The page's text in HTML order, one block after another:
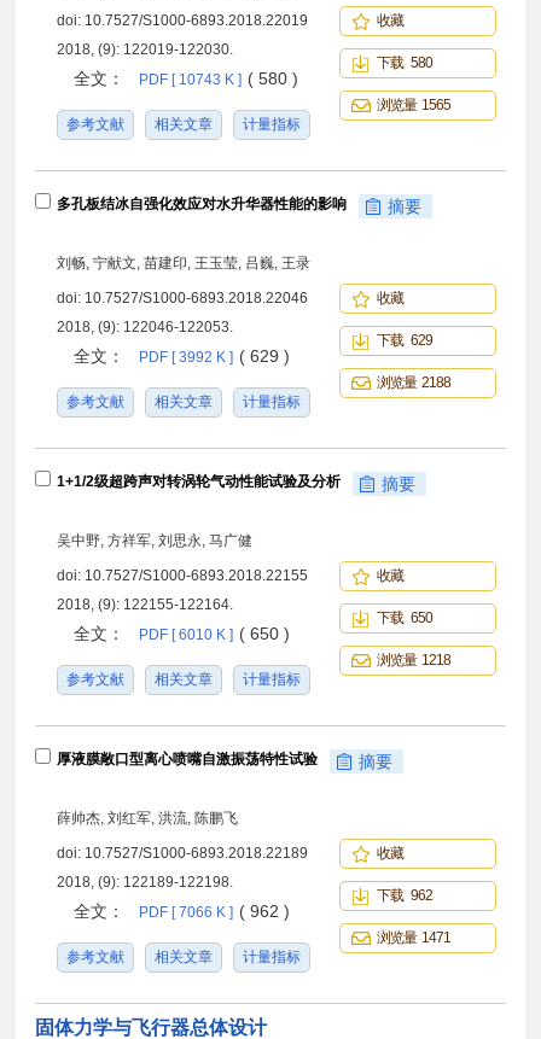
doi: 10.7527/S1000-6893.2018.22019
2018, (9): 122019-122030.
全文： PDF [ 10743 K ] ( 580 )
参考文献 相关文章 计量指标
收藏
下载 580
浏览量 1565
多孔板结冰自强化效应对水升华器性能的影响 摘要
刘畅, 宁献文, 苗建印, 王玉莹, 吕巍, 王录
doi: 10.7527/S1000-6893.2018.22046
2018, (9): 122046-122053.
全文： PDF [ 3992 K ] ( 629 )
参考文献 相关文章 计量指标
收藏
下载 629
浏览量 2188
1+1/2级超跨声对转涡轮气动性能试验及分析 摘要
吴中野, 方祥军, 刘思永, 马广健
doi: 10.7527/S1000-6893.2018.22155
2018, (9): 122155-122164.
全文： PDF [ 6010 K ] ( 650 )
参考文献 相关文章 计量指标
收藏
下载 650
浏览量 1218
厚液膜敞口型离心喷嘴自激振荡特性试验 摘要
薛帅杰, 刘红军, 洪流, 陈鹏飞
doi: 10.7527/S1000-6893.2018.22189
2018, (9): 122189-122198.
全文： PDF [ 7066 K ] ( 962 )
参考文献 相关文章 计量指标
收藏
下载 962
浏览量 1471
固体力学与飞行器总体设计